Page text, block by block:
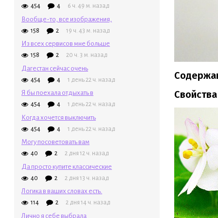
454 4 6 ч. 49 м. назад
Вообще-то, все изображения,
158 2 19 ч. 43 м. назад
Из всех сервисов мне больше
158 2 20 ч. 3 м. назад
Дагестан сейчас очень
454 4 1 день 22 ч. назад
Я бы поехала отдыхать в
454 4 1 день 22 ч. назад
Когда хочется выключить
454 4 1 день 22 ч. назад
Могу посоветовать вам
40 2 2 дня 12 ч. назад
Да просто купите классические
40 2 2 дня 13 ч. назад
Логика в ваших словах есть.
114 2 2 дня 14 ч. назад
Лично я себе выбрала
Свойства